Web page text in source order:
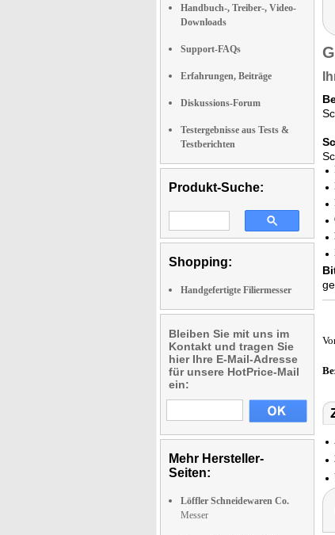
Handbuch-, Treiber-, Video-
Downloads
Support-FAQs
Erfahrungen, Beiträge
Diskussions-Forum
Testergebnisse aus Tests &
Testberichten
Produkt-Suche:
Shopping:
Handgefertigte Filiermesser
Bleiben Sie mit uns im
Kontakt und tragen Sie
hier Ihre E-Mail-Adresse
für unsere HotPrice-Mail
ein:
Mehr Hersteller-
Seiten:
Löffler Schneidewaren Co.
Messer